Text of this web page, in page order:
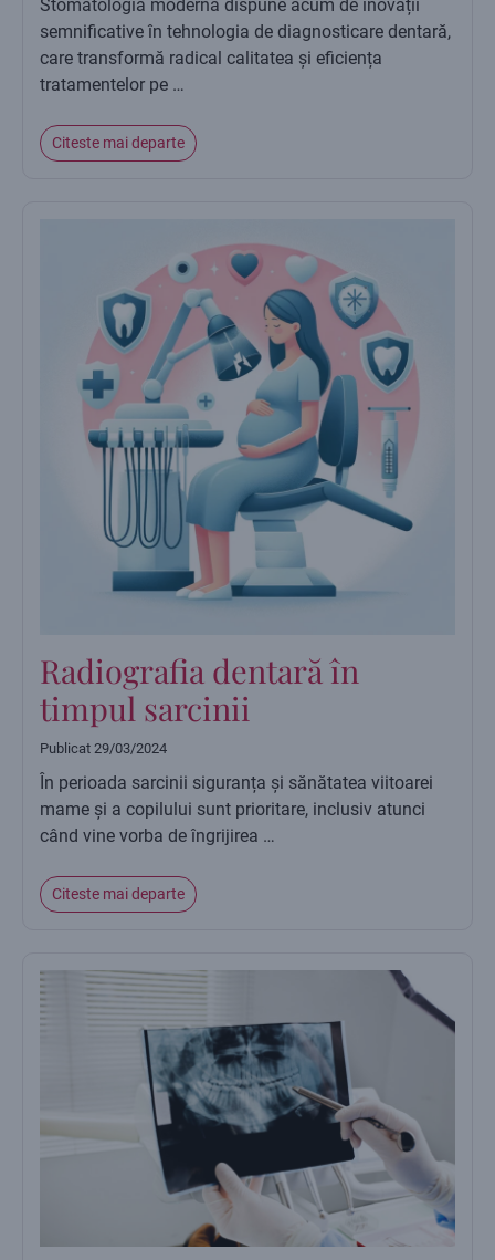
Stomatologia modernă dispune acum de inovații
semnificative în tehnologia de diagnosticare dentară,
care transformă radical calitatea și eficiența
tratamentelor pe …
Citeste mai departe
Radiografia dentară în
timpul sarcinii
Publicat 29/03/2024
În perioada sarcinii siguranța și sănătatea viitoarei
mame și a copilului sunt prioritare, inclusiv atunci
când vine vorba de îngrijirea …
Citeste mai departe